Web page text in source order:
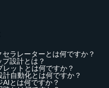
セラレーターとは何ですか？
プ設計とは？
レットとは何ですか？
計自動化とは何ですか？
AIとは何ですか？